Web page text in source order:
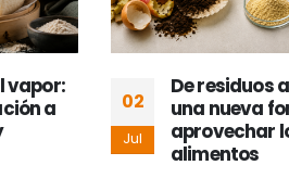
vapor:
a
02
Jul
De residuos
una nueva
aprovechar
alimentos